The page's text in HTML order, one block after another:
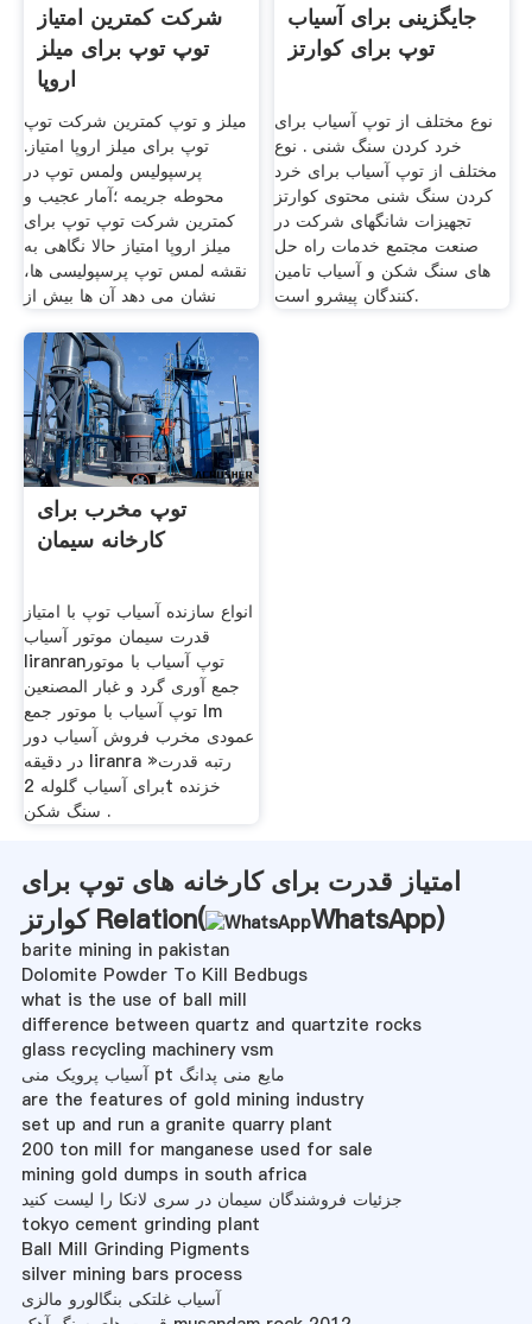
شرکت کمترین امتیاز
توپ توپ برای میلز
اروپا
میلز و توپ کمترین شرکت توپ
توپ برای میلز اروپا امتیاز.
پرسپولیس ولمس توپ در
محوطه جریمه ؛آمار عجیب و
کمترین شرکت توپ توپ برای
میلز اروپا امتیاز حالا نگاهی به
نقشه لمس توپ پرسپولیسی ها،
نشان می دهد آن ها بیش از
جایگزینی برای آسیاب
توپ برای کوارتز
نوع مختلف از توپ آسیاب برای
خرد کردن سنگ شنی . نوع
مختلف از توپ آسیاب برای خرد
کردن سنگ شنی محتوی کوارتز
تجهیزات شانگهای شرکت در
صنعت مجتمع خدمات راه حل
های سنگ شکن و آسیاب تامین
کنندگان پیشرو است.
توپ مخرب برای
کارخانه سیمان
انواع سازنده آسیاب توپ با امتیاز
قدرت سیمان موتور آسیاب
liranranتوپ آسیاب با موتور
جمع آوری گرد و غبار المصنعين
توپ آسیاب با موتور جمع lm
عمودی مخرب فروش آسیاب دور
در دقیقه liranra »رتبه قدرت
برای آسیاب گلوله 2t خزنده
سنگ شکن .
امتیاز قدرت برای کارخانه های توپ برای
کوارتز Relation(
WhatsApp)
barite mining in pakistan
Dolomite Powder To Kill Bedbugs
what is the use of ball mill
difference between quartz and quartzite rocks
glass recycling machinery vsm
آسیاب پرویک منی pt مایع منی پدانگ
are the features of gold mining industry
set up and run a granite quarry plant
200 ton mill for manganese used for sale
mining gold dumps in south africa
جزئیات فروشندگان سیمان در سری لانکا را لیست کنید
tokyo cement grinding plant
Ball Mill Grinding Pigments
silver mining bars process
آسیاب غلتکی بنگالورو مالزی